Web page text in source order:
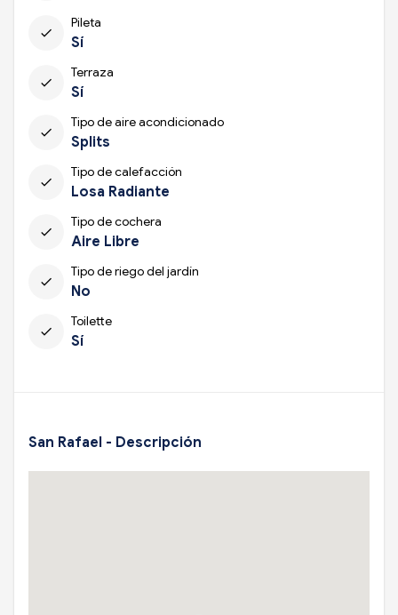
check
Pileta
Sí
check
Terraza
Sí
check
Tipo de aire acondicionado
Splits
check
Tipo de calefacción
Losa Radiante
check
Tipo de cochera
Aire Libre
check
Tipo de riego del jardín
No
check
Toilette
Sí
San Rafael - Descripción